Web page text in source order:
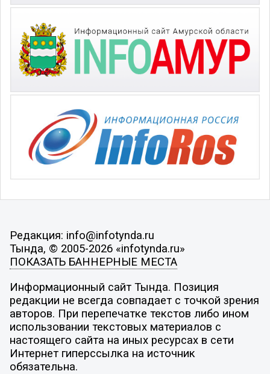
Редакция: info@infotynda.ru
Тында, © 2005-2026 «infotynda.ru»
ПОКАЗАТЬ БАННЕРНЫЕ МЕСТА
Информационный сайт Тында. Позиция
редакции не всегда совпадает с точкой зрения
авторов. При перепечатке текстов либо ином
использовании текстовых материалов с
настоящего сайта на иных ресурсах в сети
Интернет гиперссылка на источник
обязательна.